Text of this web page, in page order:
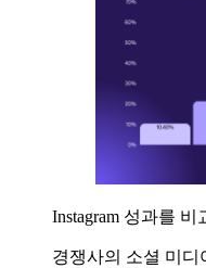
Instagram 성과를 비
경쟁사의 소셜 미